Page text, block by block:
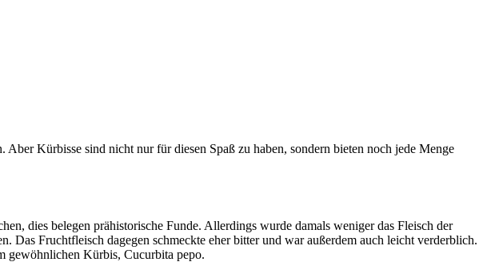
Kürbisse sind nicht nur für diesen Spaß zu haben, sondern bieten noch jede Menge
dies belegen prähistorische Funde. Allerdings wurde damals weniger das Fleisch der
Fruchtfleisch dagegen schmeckte eher bitter und war außerdem auch leicht verderblich.
gewöhnlichen Kürbis, Cucurbita pepo.